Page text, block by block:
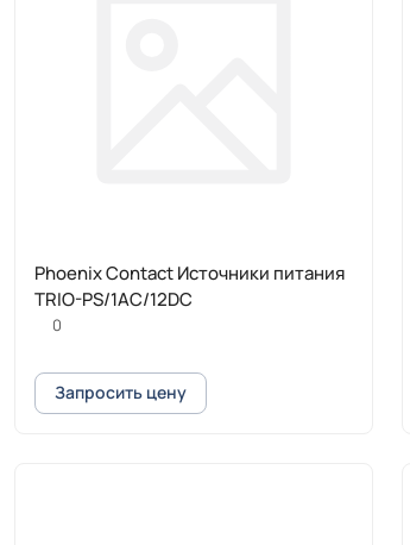
Phoenix Contact Источники питания
TRIO-PS/1AC/12DC
0
Запросить цену